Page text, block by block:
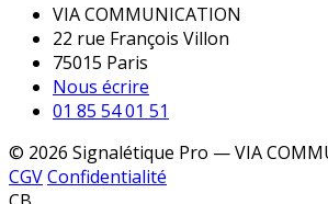
VIA COMMUNICATION
22 rue François Villon
75015 Paris
Nous écrire
01 85 54 01 51
© 2026 Signalétique Pro — VIA
CGVConfidentialité